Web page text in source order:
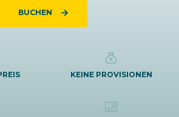
BUCHEN
KEINE PROVISIONEN